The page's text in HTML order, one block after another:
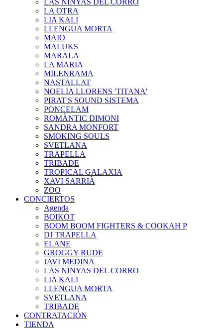
LAS NINYAS DEL CORRO
LA OTRA
LIA KALI
LLENGUA MORTA
MAIO
MALUKS
MARALA
LA MARIA
MILENRAMA
NASTALLAT
NOELIA LLORENS 'TITANA'
PIRAT'S SOUND SISTEMA
PONCELAM
ROMÀNTIC DIMONI
SANDRA MONFORT
SMOKING SOULS
SVETLANA
TRAPELLA
TRIBADE
TROPICAL GALAXIA
XAVI SARRIÀ
ZOO
CONCIERTOS
Agenda
BOIKOT
BOOM BOOM FIGHTERS & COOKAH P
DJ TRAPELLA
ELANE
GROGGY RUDE
JAVI MEDINA
LAS NINYAS DEL CORRO
LIA KALI
LLENGUA MORTA
SVETLANA
TRIBADE
CONTRATACIÓN
TIENDA